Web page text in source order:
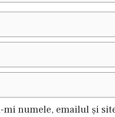
mi numele, emailul și